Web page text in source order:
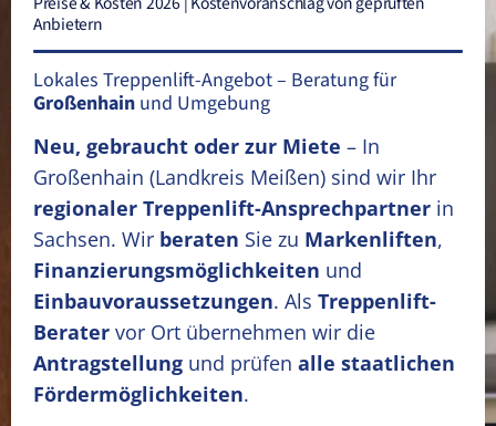
Anbietern
Lokales Treppenlift-Angebot – Beratung für
Großenhain und Umgebung
Neu, gebraucht oder zur Miete – In
Großenhain (Landkreis Meißen) sind wir Ihr
regionaler Treppenlift-Ansprechpartner in
Sachsen. Wir beraten Sie zu Markenliften,
Finanzierungsmöglichkeiten und
Einbauvoraussetzungen. Als Treppenlift-
Berater vor Ort übernehmen wir die
Antragstellung und prüfen alle staatlichen
Fördermöglichkeiten.